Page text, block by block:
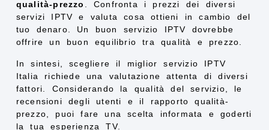
qualità-prezzo . Confronta i prezzi dei diversi
servizi IPTV e valuta cosa ottieni in cambio del
tuo denaro. Un buon servizio IPTV dovrebbe
offrire un buon equilibrio tra qualità e prezzo.
In sintesi, scegliere il miglior servizio IPTV
Italia richiede una valutazione attenta di diversi
fattori. Considerando la qualità del servizio, le
recensioni degli utenti e il rapporto qualità-
prezzo, puoi fare una scelta informata e goderti
la tua esperienza TV.